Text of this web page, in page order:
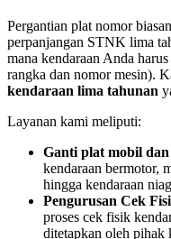
Pergantian plat nomor
perpanjangan STNK lima
mana kendaraan Anda
rangka dan nomor mesin).
kendaraan lima tahunan
Layanan kami meliputi:
Ganti plat mobil
kendaraan bermotor,
hingga kendaraan
Pengurusan Cek
proses cek fisik
ditetapkan oleh pihak